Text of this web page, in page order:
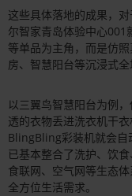
这些具体落地的成果，
尔智家青岛体验中心001
等单品为主角，而是仿
房、智慧阳台等沉浸式全
以三翼鸟智慧阳台为例
透的衣物丢进洗衣机干
BlingBling彩装机就会自
已基本整合了洗护、饮
食联网、空气网等生态
全方位生活需求。